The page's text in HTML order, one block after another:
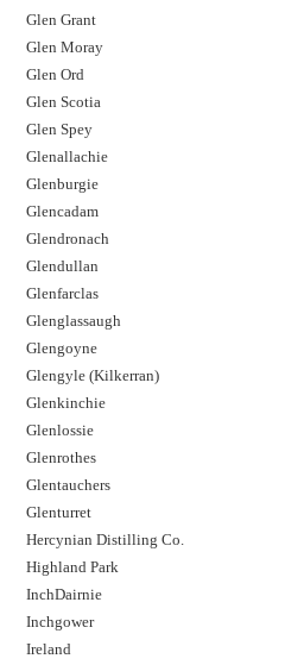
Glen Grant
Glen Moray
Glen Ord
Glen Scotia
Glen Spey
Glenallachie
Glenburgie
Glencadam
Glendronach
Glendullan
Glenfarclas
Glenglassaugh
Glengoyne
Glengyle (Kilkerran)
Glenkinchie
Glenlossie
Glenrothes
Glentauchers
Glenturret
Hercynian Distilling Co.
Highland Park
InchDairnie
Inchgower
Ireland